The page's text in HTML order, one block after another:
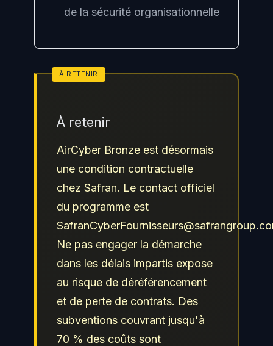
de la sécurité organisationnelle
À retenir
AirCyber Bronze est désormais
une condition contractuelle
chez Safran. Le contact officiel
du programme est
Ne pas engager la démarche
dans les délais impartis expose
au risque de déréférencement
et de perte de contrats. Des
subventions couvrant jusqu'à
70 % des coûts sont